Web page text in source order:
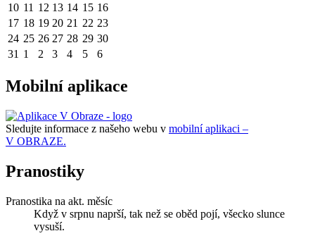
10 11 12 13 14 15 16
17 18 19 20 21 22 23
24 25 26 27 28 29 30
31 1 2 3 4 5 6
Mobilní aplikace
Sledujte informace z našeho webu v mobilní aplikaci –
V OBRAZE.
Pranostiky
Pranostika na akt. měsíc
Když v srpnu naprší, tak než se oběd pojí, všecko slunce
vysuší.